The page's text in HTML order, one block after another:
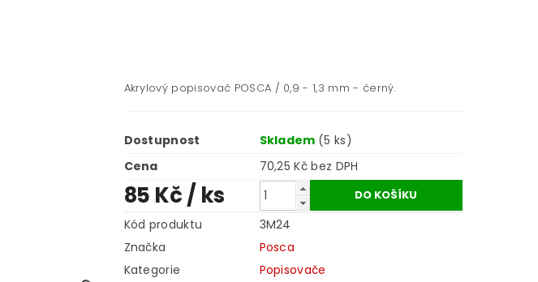
Akrylový popisovač POSCA / 0,9 - 1,3 mm - černý.
Dostupnost Skladem (5 ks)
Cena
70,25 Kč bez DPH
85 Kč/ ks
Kód produktu
3M24
Značka
Posca
Kategorie
Popisovače